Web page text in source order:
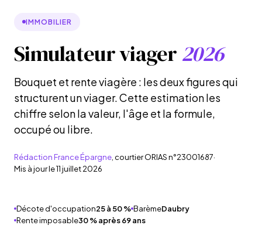
IMMOBILIER
Simulateur viager 2026
Bouquet et rente viagère : les deux figures qui
structurent un viager. Cette estimation les
chiffre selon la valeur, l'âge et la formule,
occupé ou libre.
Rédaction France Épargne , courtier ORIAS n°23001687·
Mis à jour le11 juillet 2026
Décote d'occupation25 à 50 % BarèmeDaubry
Rente imposable30 % après 69 ans